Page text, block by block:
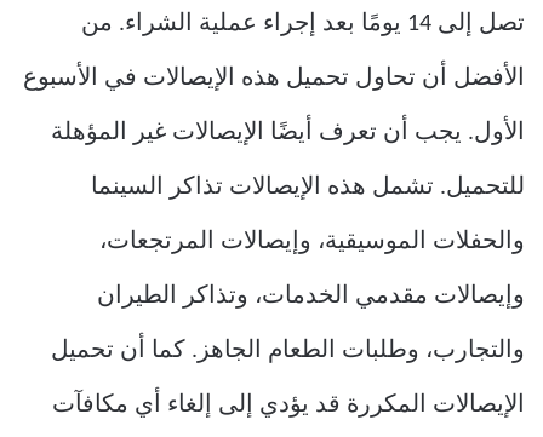
تصل إلى 14 يومًا بعد إجراء عملية الشراء. من
الأفضل أن تحاول تحميل هذه الإيصالات في الأسبوع
الأول. يجب أن تعرف أيضًا الإيصالات غير المؤهلة
للتحميل. تشمل هذه الإيصالات تذاكر السينما
والحفلات الموسيقية، وإيصالات المرتجعات،
وإيصالات مقدمي الخدمات، وتذاكر الطيران
والتجارب، وطلبات الطعام الجاهز. كما أن تحميل
الإيصالات المكررة قد يؤدي إلى إلغاء أي مكافآت